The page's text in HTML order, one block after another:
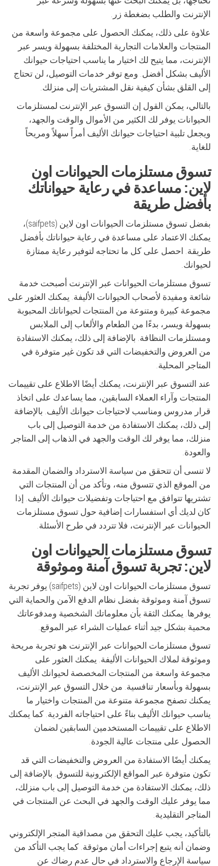
الإنترنت والطلب بضغطة زر.
علاوة على ذلك، يمكنك الحصول على مجموعة واسعة من
المنتجات والعلامات التجارية المختلفة بسهولة ويسر عبر
الإنترنت، مما يتيح لك اختيار ما يناسب احتياجات حيوانك
الأليف بشكل أفضل. ومع توفر خدمات التوصيل، لن تحتاج
إلى القلق بشأن كيفية نقل المشتريات إلى منزلك.
بالتالي، يمكن القول إن التسوق عبر الإنترنت لمستلزمات
الحيوانات يوفر لك الكثير من الأموال والوقت والجهد،
ويجعل تلبية احتياجات حيوانك الأليف أمراً سهلاً ومريحاً
للغاية.
تسوق مستلزمات الحيوانات اون
لاين: مساعدة في رعاية حيواناتك
بأفضل طريقة
بفضل تسوق مستلزمات الحيوانات اون لاين (saifpets)،
يمكنك الاعتماد على مساعدة في رعاية حيواناتك بأفضل
طريقة. احصل على كل ما تحتاجه لتوفير رعاية ممتازة
لحيوانك.
تسوق مستلزمات الحيوانات عبر الإنترنت أصبحت خدمة
شائعة ومفيدة لأصحاب الحيوانات الأليفة. يمكنك العثور على
مجموعة كبيرة ومتنوعة من المنتجات لحيواناتك المحبوبة
بسهولة ويسر، بدءًا من الطعام والألعاب إلى الملابس
ومستلزمات النظافة. بالإضافة إلى ذلك، يمكنك الاستفادة
من العروض والتخفيضات التي قد تكون غير متوفرة في
المتاجر المحلية.
عند التسوق عبر الإنترنت، يمكنك أيضًا الاطلاع على تقييمات
المنتجات وآراء العملاء السابقين، مما يساعدك على اتخاذ
قرار مدروس ومناسب لاحتياجات حيوانك الأليف. بالإضافة
إلى ذلك، يمكنك الاستفادة من خدمة التوصيل إلى باب
منزلك، مما يوفر لك الوقت والجهد في الذهاب إلى المتاجر
والعودة.
لا تنسى أن تتحقق من سياسة الاسترداد والضمان المقدمة
من الموقع الذي تتسوق منه، وتأكد من أن المنتجات التي
تشتريها تتوافق مع احتياجات وتفضيلات حيوانك الأليف. إذا
كان لديك أي استفسارات إضافية حول تسوق مستلزمات
الحيوانات عبر الإنترنت، فلا تتردد في طرح الأسئلة.
تسوق مستلزمات الحيوانات اون
لاين: تجربة تسوق آمنة وموثوقة
تسوق مستلزمات الحيوانات اون لاين (saifpets) يوفر تجربة
تسوق آمنة وموثوقة بفضل نظام الدفع الآمن والحماية التي
يوفرها. يمكنك الثقة بأن معلوماتك الشخصية ومدفوعاتك
محمية بشكل جيد أثناء عمليات الشراء عبر الموقع.
تسوق مستلزمات الحيوانات عبر الإنترنت هو تجربة مريحة
وموثوقة لملاك الحيوانات الأليفة. يمكنك العثور على
مجموعة واسعة من المنتجات المخصصة لحيوانك الأليف
بسهولة وبأسعار تنافسية. من خلال التسوق عبر الإنترنت،
يمكنك تصفح مجموعة متنوعة من المنتجات واختيار ما
يناسب حيوانك الأليف بناءً على احتياجاته الفردية. كما يمكنك
الاطلاع على تقييمات المستخدمين السابقين لضمان
الحصول على منتجات عالية الجودة.
يمكنك أيضًا الاستفادة من العروض والتخفيضات التي قد
تكون متوفرة عبر المواقع الإلكترونية للتسوق. بالإضافة إلى
ذلك، يمكنك الاستفادة من خدمة التوصيل إلى باب منزلك،
مما يوفر عليك الوقت والجهد في البحث عن المنتجات في
المتاجر التقليدية.
بالتأكيد، يجب عليك التحقق من مصداقية المتجر الإلكتروني
وضمان أنه يتبع إجراءات أمان موثوقة. كما يجب التأكد من
سياسة الإرجاع والاسترداد في حال عدم رضاك عن